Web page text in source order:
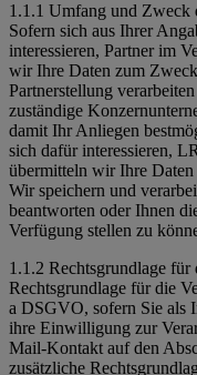
1.1.1 Umfang und Zweck
Sofern sich aus Ihrer
interessieren, Partner im
wir Ihre Daten zum
Partnerstellung
zuständige
damit Ihr Anliegen
sich dafür interessieren,
übermitteln wir Ihre
Wir speichern und
beantworten oder Ihnen
Verfügung stellen zu
1.1.2 Rechtsgrundlage für
Rechtsgrundlage für die
a DSGVO, sofern Sie als
ihre Einwilligung zur
Mail-Kontakt auf den
zusätzliche